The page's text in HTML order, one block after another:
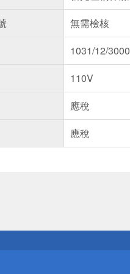
無需檢核
1031/12/3000
110V
應稅
應稅
小心！